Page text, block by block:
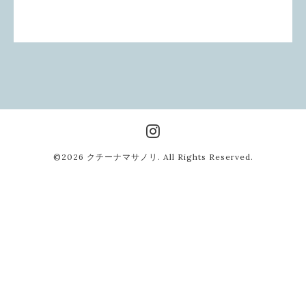
©2026 クチーナマサノリ . All Rights Reserved.